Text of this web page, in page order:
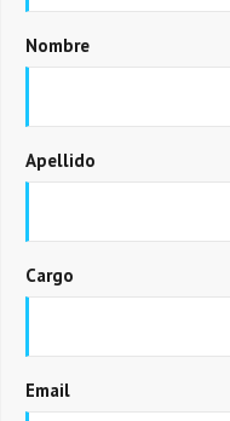
Nombre
Apellido
Cargo
Email